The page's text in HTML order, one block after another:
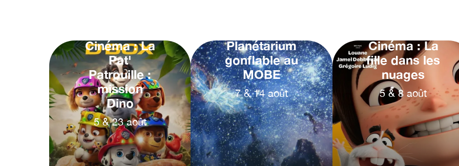
Cinéma : La
Pat'
Patrouille :
mission
Dino
5 & 23 août
Planétarium
gonflable au
MOBE
7 & 14 août
Cinéma : La
fille dans les
nuages
5 & 8 août